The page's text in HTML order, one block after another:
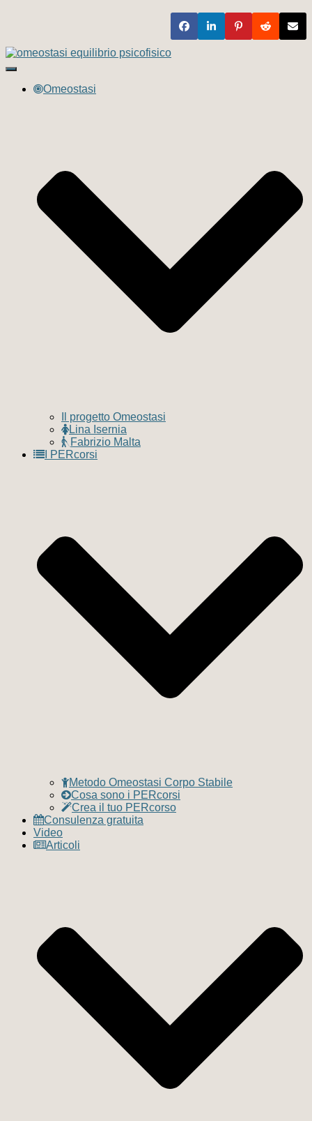
Navigazione
toggle
Omeostasi
Il progetto Omeostasi
Lina Isernia
Fabrizio Malta
I PERcorsi
Metodo Omeostasi Corpo Stabile
Cosa sono i PERcorsi
Crea il tuo PERcorso
Consulenza gratuita
Video
Articoli